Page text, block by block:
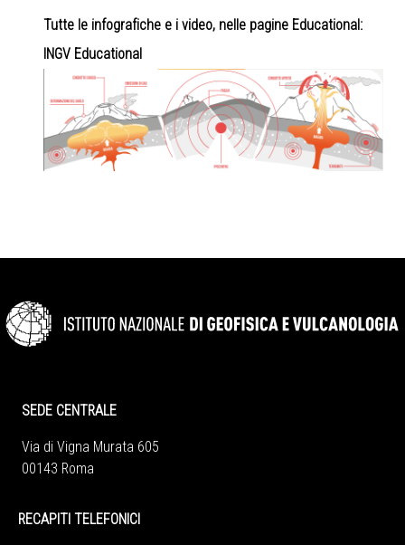
Tutte le infografiche e i video, nelle pagine Educational:
INGV Educational
SEDE CENTRALE
Via di Vigna Murata 605
00143 Roma
RECAPITI TELEFONICI